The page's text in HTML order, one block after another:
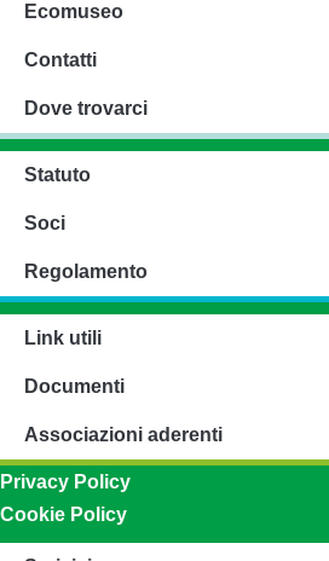
Ecomuseo
Contatti
Dove trovarci
Statuto
Soci
Regolamento
Link utili
Documenti
Associazioni aderenti
Privacy Policy
Cookie Policy